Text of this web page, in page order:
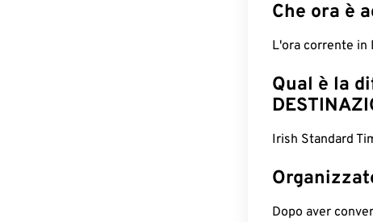
Che ora è
L'ora corrente in
Qual è la
Irish Standard
Dopo aver